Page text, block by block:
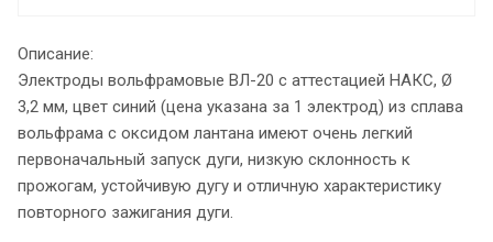
Описание:
Электроды вольфрамовые ВЛ-20 с аттестацией НАКС, Ø
3,2 мм, цвет синий (цена указана за 1 электрод) из сплава
вольфрама с оксидом лантана имеют очень легкий
первоначальный запуск дуги, низкую склонность к
прожогам, устойчивую дугу и отличную характеристику
повторного зажигания дуги.